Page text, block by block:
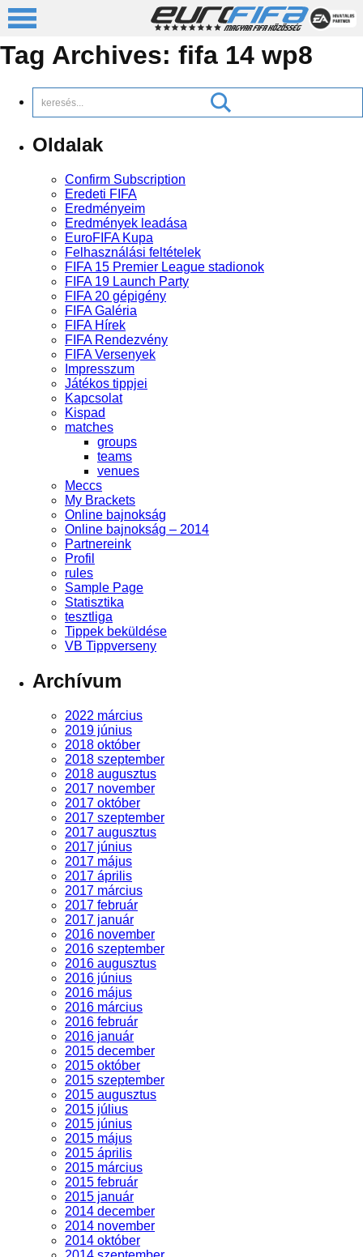
Tag Archives: fifa 14 wp8
Oldalak
Confirm Subscription
Eredeti FIFA
Eredményeim
Eredmények leadása
EuroFIFA Kupa
Felhasználási feltételek
FIFA 15 Premier League stadionok
FIFA 19 Launch Party
FIFA 20 gépigény
FIFA Galéria
FIFA Hírek
FIFA Rendezvény
FIFA Versenyek
Impresszum
Játékos tippjei
Kapcsolat
Kispad
matches
groups
teams
venues
Meccs
My Brackets
Online bajnokság
Online bajnokság – 2014
Partnereink
Profil
rules
Sample Page
Statisztika
tesztliga
Tippek beküldése
VB Tippverseny
Archívum
2022 március
2019 június
2018 október
2018 szeptember
2018 augusztus
2017 november
2017 október
2017 szeptember
2017 augusztus
2017 június
2017 május
2017 április
2017 március
2017 február
2017 január
2016 november
2016 szeptember
2016 augusztus
2016 június
2016 május
2016 március
2016 február
2016 január
2015 december
2015 október
2015 szeptember
2015 augusztus
2015 július
2015 június
2015 május
2015 április
2015 március
2015 február
2015 január
2014 december
2014 november
2014 október